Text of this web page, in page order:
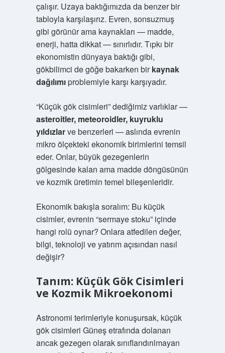
çalışır. Uzaya baktığımızda da benzer bir
tabloyla karşılaşırız. Evren, sonsuzmuş
gibi görünür ama kaynakları — madde,
enerji, hatta dikkat — sınırlıdır. Tıpkı bir
ekonomistin dünyaya baktığı gibi,
gökbilimci de göğe bakarken birkaynak
dağılımıproblemiyle karşı karşıyadır.
“Küçük gök cisimleri” dediğimiz varlıklar —
asteroitler, meteoroidler, kuyruklu
yıldızlarve benzerleri — aslında evrenin
mikro ölçekteki ekonomik birimlerini temsil
eder. Onlar, büyük gezegenlerin
gölgesinde kalan ama madde döngüsünün
ve kozmik üretimin temel bileşenleridir.
Ekonomik bakışla soralım: Bu küçük
cisimler, evrenin “sermaye stoku” içinde
hangi rolü oynar? Onlara atfedilen değer,
bilgi, teknoloji ve yatırım açısından nasıl
değişir?
Tanım: Küçük Gök Cisimleri
ve Kozmik Mikroekonomi
Astronomi terimleriyle konuşursak, küçük
gök cisimleri Güneş etrafında dolanan
ancak gezegen olarak sınıflandırılmayan